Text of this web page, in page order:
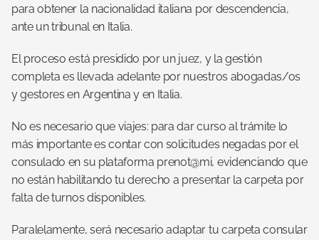
para obtener la nacionalidad italiana por descendencia,
ante un tribunal en Italia.
El proceso está presidido por un juez, y la gestión
completa es llevada adelante por nuestros abogadas/os
y gestores en Argentina y en Italia.
No es necesario que viajes: para dar curso al trámite lo
más importante es contar con solicitudes negadas por el
consulado en su plataforma prenot@mi, evidenciando que
no están habilitando tu derecho a presentar la carpeta por
falta de turnos disponibles.
Paralelamente, será necesario adaptar tu carpeta consular